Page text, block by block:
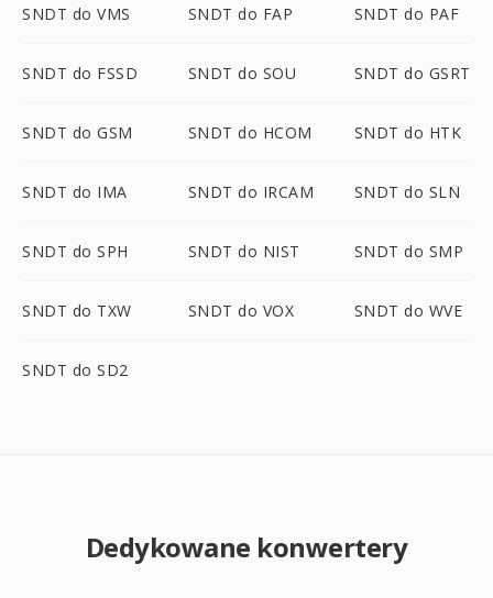
SNDT do VMS SNDT do FAP SNDT do PAF
SNDT do FSSD SNDT do SOU SNDT do GSRT
SNDT do GSM SNDT do HCOM SNDT do HTK
SNDT do IMA SNDT do IRCAM SNDT do SLN
SNDT do SPH SNDT do NIST SNDT do SMP
SNDT do TXW SNDT do VOX SNDT do WVE
SNDT do SD2
Dedykowane konwertery